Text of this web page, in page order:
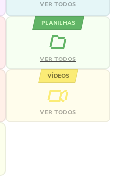
VER TODOS
PLANILHAS
VER TODOS
VÍDEOS
VER TODOS